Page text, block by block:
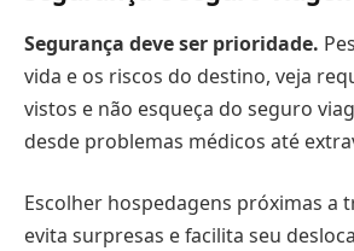
Segurança deve ser prioridade.
vida e os riscos do destino, veja
vistos e não esqueça do seguro
desde problemas médicos até
Escolher hospedagens próximas a
evita surpresas e facilita seu